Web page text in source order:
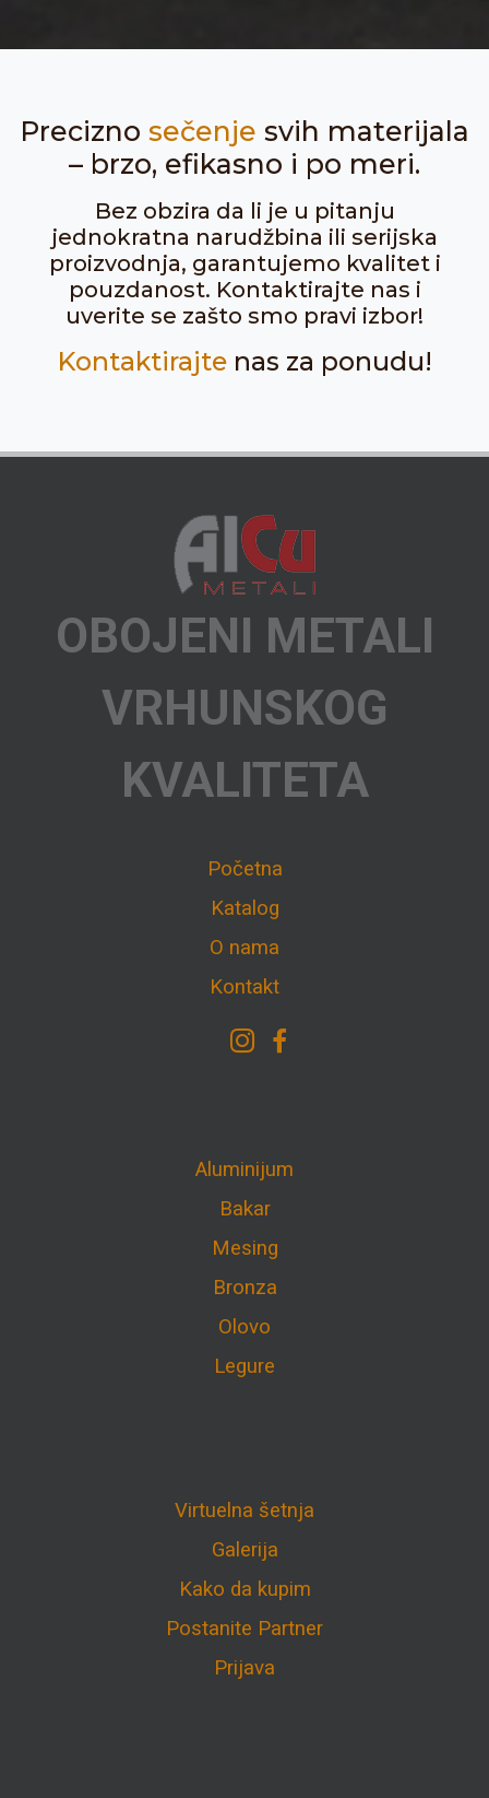
Precizno sečenje svih materijala
– brzo, efikasno i po meri.
Bez obzira da li je u pitanju
jednokratna narudžbina ili serijska
proizvodnja, garantujemo kvalitet i
pouzdanost. Kontaktirajte nas i
uverite se zašto smo pravi izbor!
Kontaktirajtenas za ponudu!
OBOJENI METALI
VRHUNSKOG
KVALITETA
Početna
Katalog
O nama
Kontakt
Aluminijum
Bakar
Mesing
Bronza
Olovo
Legure
Virtuelna šetnja
Galerija
Kako da kupim
Postanite Partner
Prijava